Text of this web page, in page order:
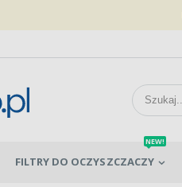
FILTRY DO OCZYSZCZACZY
NEW!